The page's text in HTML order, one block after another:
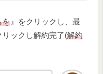
を 』をクリックし、最
リックし解約完了(解約